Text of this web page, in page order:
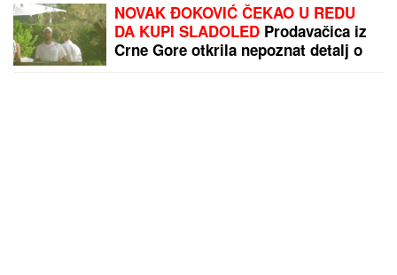
NOVAK ĐOKOVIĆ ČEKAO U REDU
DA KUPI SLADOLED Prodavačica iz
Crne Gore otkrila nepoznat detalj o